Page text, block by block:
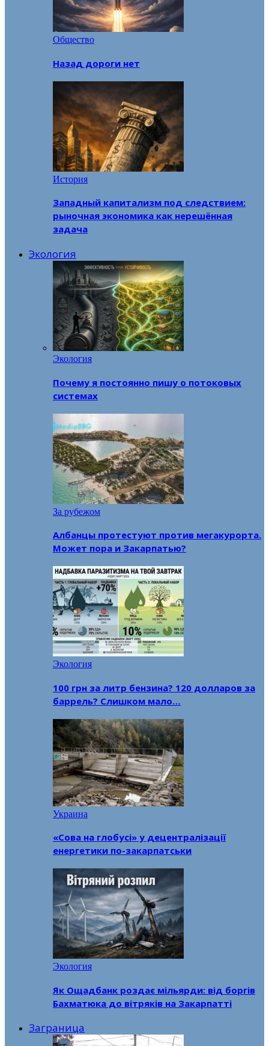
Общество
Назад дороги нет
История
Западный капитализм под следствием:
рыночная экономика как нерешённая
задача
Экология
Экология
Почему я постоянно пишу о потоковых
системах
За рубежом
Албанцы протестуют против мегакурорта.
Может пора и Закарпатью?
Экология
100 грн за литр бензина? 120 долларов за
баррель? Слишком мало…
Украина
«Сова на глобусі» у децентралізації
енергетики по-закарпатськи
Экология
Як Ощадбанк роздає мільярди: від боргів
Бахматюка до вітряків на Закарпатті
Заграница